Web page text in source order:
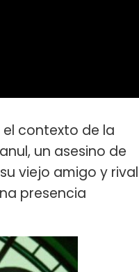
el contexto de la
un asesino de
viejo amigo y rival
presencia